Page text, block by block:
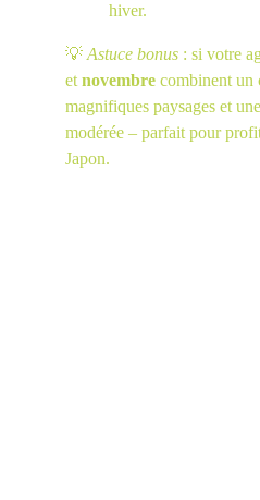
hiver.
💡 Astuce bonus : si votre
et novembre combinent un
magnifiques paysages et
modérée – parfait pour
Japon.